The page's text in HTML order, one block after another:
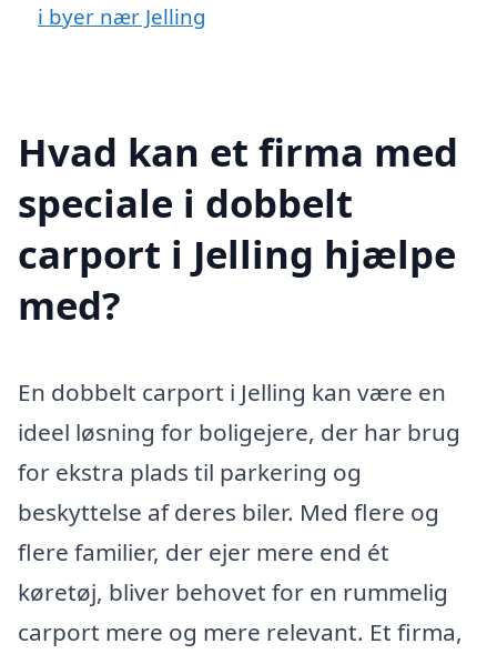
i byer nær Jelling
Hvad kan et firma med
speciale i dobbelt
carport i Jelling hjælpe
med?
En dobbelt carport i Jelling kan være en
ideel løsning for boligejere, der har brug
for ekstra plads til parkering og
beskyttelse af deres biler. Med flere og
flere familier, der ejer mere end ét
køretøj, bliver behovet for en rummelig
carport mere og mere relevant. Et firma,